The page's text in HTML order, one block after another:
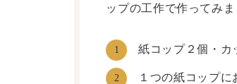
ップの工作で作ってみま
1 紙コップ２個・カ
2 １つの紙コップ